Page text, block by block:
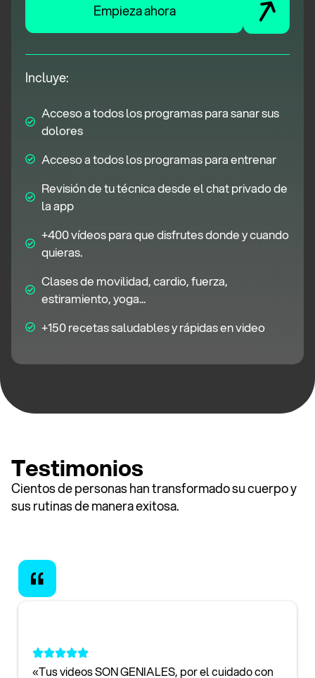
Empieza ahora
Incluye:
Acceso a todos los programas para sanar sus
dolores
Acceso a todos los programas para entrenar
Revisión de tu técnica desde el chat privado de
la app
+400 vídeos para que disfrutes donde y cuando
quieras.
Clases de movilidad, cardio, fuerza,
estiramiento, yoga...
+150 recetas saludables y rápidas en video
Testimonios
Cientos de personas han transformado su cuerpo y
sus rutinas de manera exitosa.
«Tus videos SON GENIALES, por el cuidado con